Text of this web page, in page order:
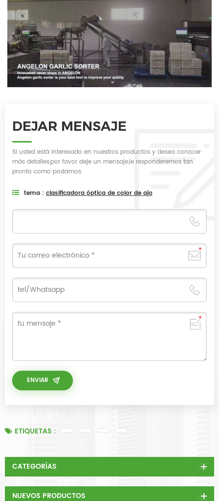
DEJAR MENSAJE
Si usted está interesado en nuestros productos y desea conocer
más detalles,por favor deje un mensaje,le responderemos tan
pronto como podamos.
tema : clasificadora óptica de color de ajo
ETIQUETAS :
CATEGORÍAS
NUEVOS PRODUCTOS